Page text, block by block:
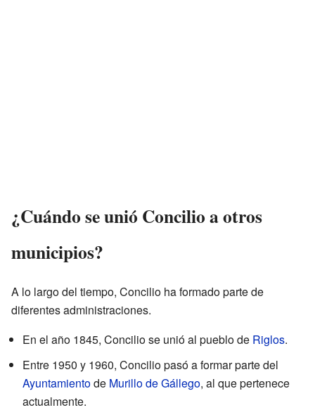
¿Cuándo se unió Concilio a otros
municipios?
A lo largo del tiempo, Concilio ha formado parte de
diferentes administraciones.
En el año 1845, Concilio se unió al pueblo de Riglos.
Entre 1950 y 1960, Concilio pasó a formar parte del
Ayuntamientode Murillo de Gállego, al que pertenece
actualmente.